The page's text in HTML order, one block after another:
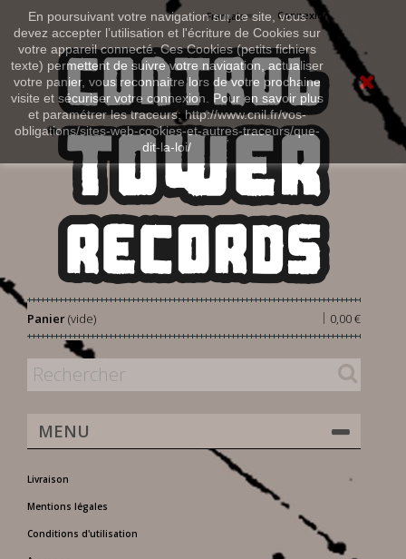
En poursuivant votre navigation sur ce site, vous
devez accepter l’utilisation et l'écriture de Cookies sur
votre appareil connecté. Ces Cookies (petits fichiers
texte) permettent de suivre votre navigation, actualiser
votre panier, vous reconnaitre lors de votre prochaine
visite et sécuriser votre connexion. Pour en savoir plus
et paramétrer les traceurs: http://www.cnil.fr/vos-
obligations/sites-web-cookies-et-autres-traceurs/que-
dit-la-loi/
Connexion
Français
Panier 0,00 €
|
(vide)
MENU
Livraison
Mentions légales
Conditions d'utilisation